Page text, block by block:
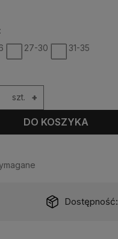
27-30 31-35
szt. +
DO KOSZYKA
Dostępność: